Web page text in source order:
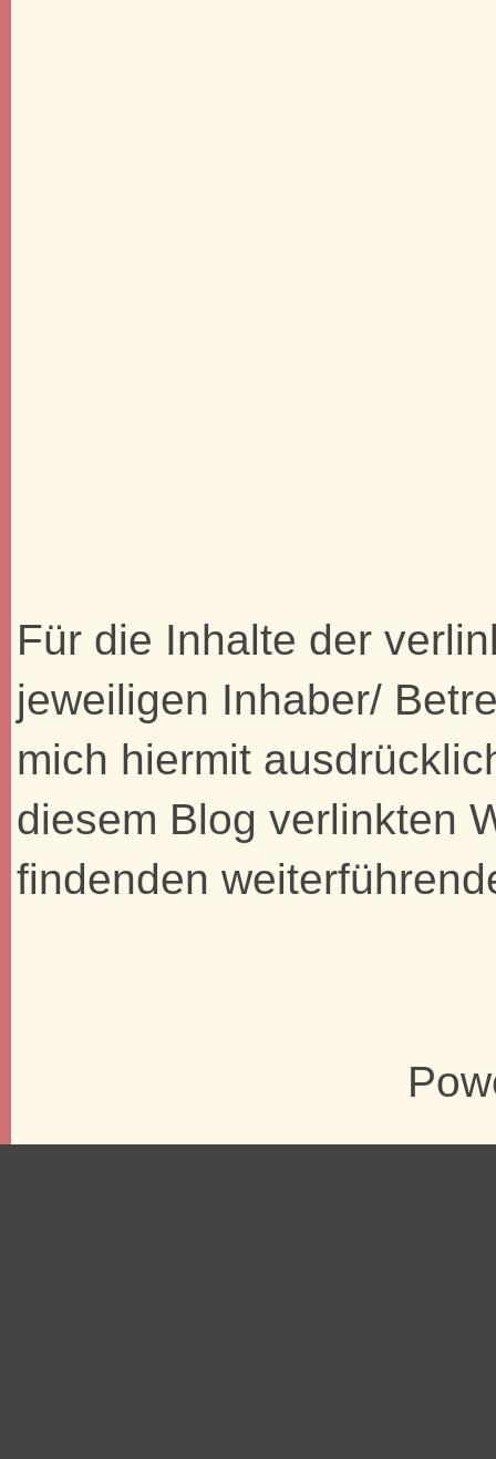
Für die Inhalte der
jeweiligen Inhaber/
mich hiermit
diesem Blog verlinkten
findenden